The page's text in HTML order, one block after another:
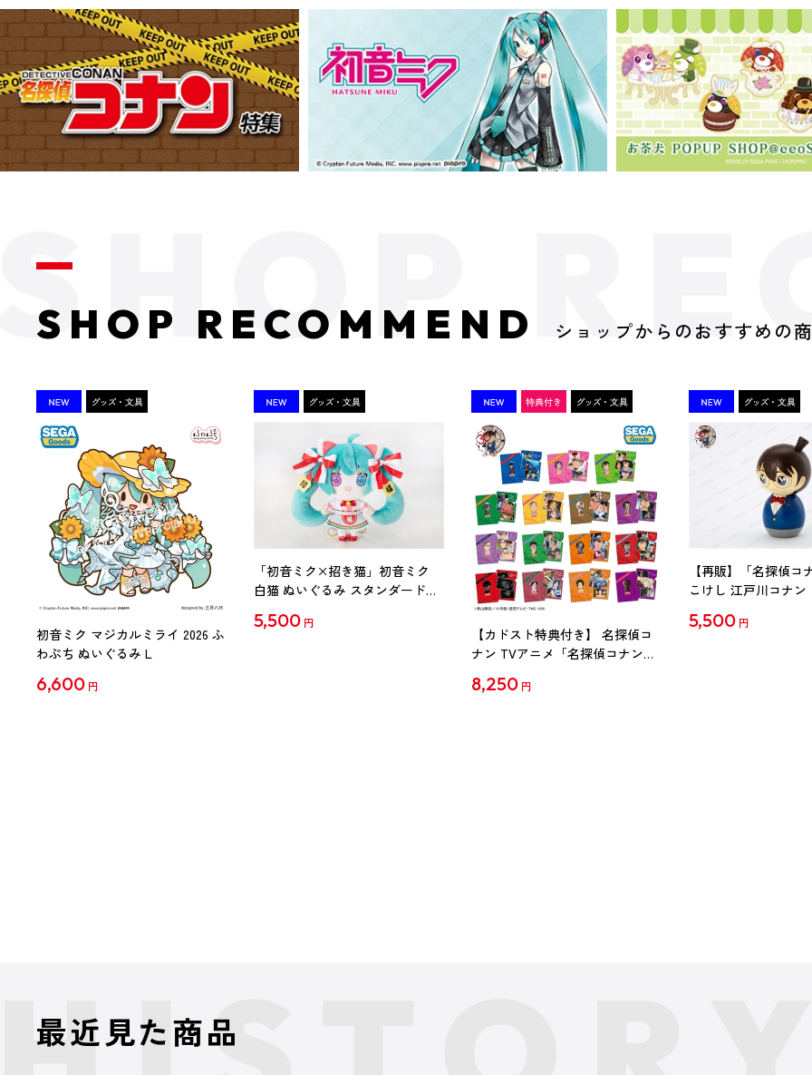
SHOP RECOMMEND ショップからのおすすめの
初音ミク マジカルミライ 2026 ふ
わぷち ぬいぐるみ L
6,600 円
「初音ミク×招き猫」初音ミク
白猫 ぬいぐるみ スタンダード
5,500 円
【カドスト特典付き】 名探偵コ
ナン TVアニメ「名探偵コナン」
【1BOX】
8,250 円
【再販】「名探偵コ
こけし 江戸川コナン
5,500 円
最近見た商品